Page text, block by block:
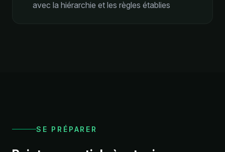
avec la hiérarchie et les règles établies
SE PRÉPARER